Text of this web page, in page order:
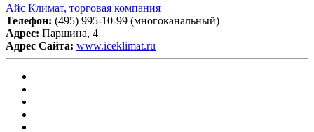
Айс Климат, торговая компания
Телефон: (495) 995-10-99 (многоканальный)
Адрес: Паршина, 4
Адрес Сайта: www.iceklimat.ru